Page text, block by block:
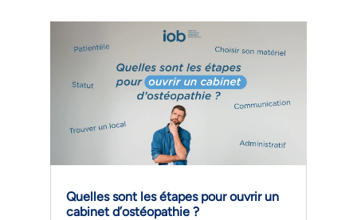
Quelles sont les étapes pour ouvrir un
cabinet d’ostéopathie ?